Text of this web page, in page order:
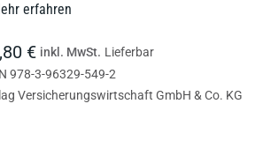
erfahren
€ inkl. MwSt. Lieferbar
978-3-96329-549-2
Versicherungswirtschaft GmbH & Co. KG